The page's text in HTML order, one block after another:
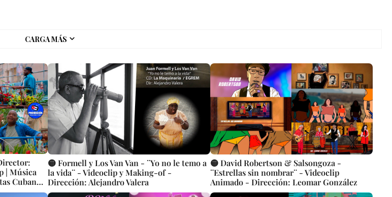
CARGA MÁS
| Música
Cubanos
🟡 Formell y Los Van Van - ¨Yo no le temo a
la vida¨ - Videoclip y Making-of -
Dirección: Alejandro Valera
🟡 David Robertson & Salsongoza -
¨Estrellas sin nombrar¨ - Videoclip
Animado - Dirección: Leomar González